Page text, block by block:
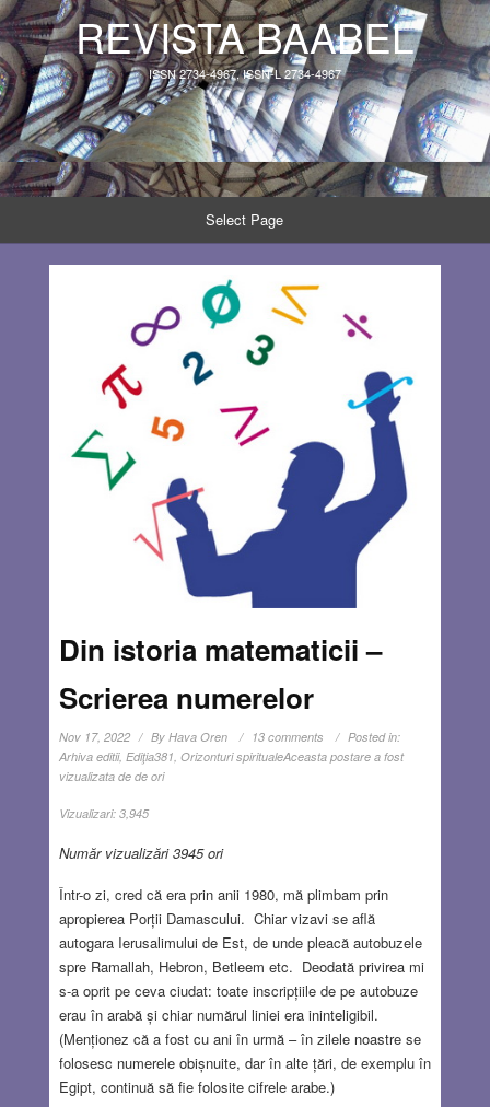
REVISTA BAABEL
ISSN 2734-4967, ISSN-L 2734-4967
Select Page
Din istoria matematicii –
Scrierea numerelor
Nov 17, 2022 By Hava Oren 13 comments
Posted in:
Arhiva editii, Ediţia381 Orizonturi spiritualeAceasta postare a fost
vizualizata de de ori
Vizualizari: 3,945
Număr vizualizări 3945 ori
Într-o zi, cred că era prin anii 1980, mă plimbam prin
apropierea Porții Damascului. Chiar vizavi se află
autogara Ierusalimului de Est, de unde pleacă autobuzele
spre Ramallah, Hebron, Betleem etc. Deodată privirea mi
s-a oprit pe ceva ciudat: toate inscripțiile de pe autobuze
erau în arabă și chiar numărul liniei era ininteligibil.
(Menționez că a fost cu ani în urmă – în zilele noastre se
folosesc numerele obișnuite, dar în alte țări, de exemplu în
Egipt, continuă să fie folosite cifrele arabe.)